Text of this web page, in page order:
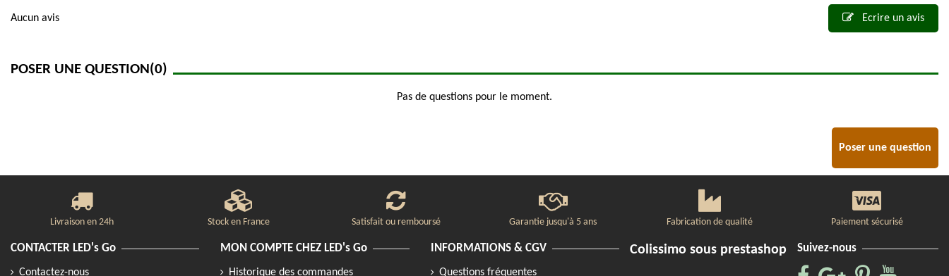
Aucun avis Ecrire un avis
POSER UNE QUESTION(0)
Pas de questions pour le moment.
Poser une question
Livraison en 24h Stock en France Satisfait ou remboursé Garantie jusqu'à 5 ans Fabrication de qualité Paiement sécurisé
CONTACTER LED's Go
Contactez-nous
MON COMPTE CHEZ LED's Go
Historique des commandes
INFORMATIONS & CGV
Questions fréquentes
Colissimo sous prestashop Suivez-nous